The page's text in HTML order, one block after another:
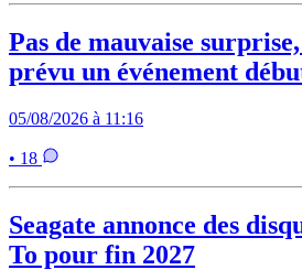
Pas de mauvaise
prévu un événement
05/08/2026 à 11:16
• 18
Seagate annonce des
To pour fin 2027